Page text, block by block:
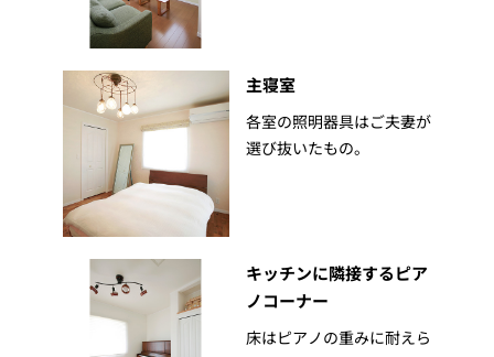
主寝室
各室の照明器具はご夫妻が
選び抜いたもの。
キッチンに隣接するピア
ノコーナー
床はピアノの重みに耐えら